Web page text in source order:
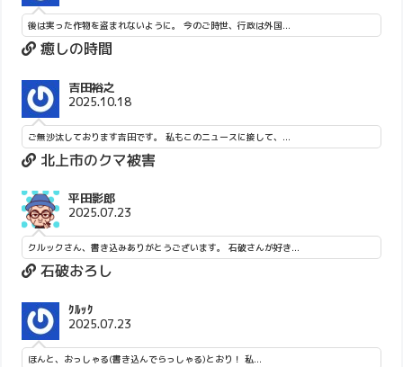
後は実った作物を盗まれないように。 今のご時世、行政は外国...
癒しの時間
吉田裕之
2025.10.18
ご無沙汰しております吉田です。 私もこのニュースに接して、...
北上市のクマ被害
平田影郎
2025.07.23
クルックさん、書き込みありがとうございます。 石破さんが好き...
石破おろし
ｸﾙｯｸ
2025.07.23
ほんと、おっしゃる(書き込んでらっしゃる)とおり！ 私...